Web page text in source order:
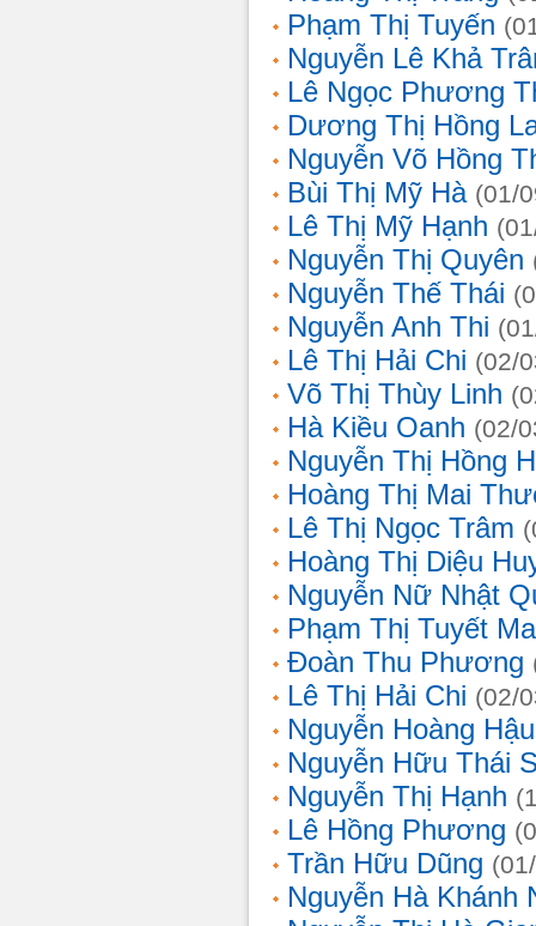
Phạm Thị Tuyến
Nguyễn Lê Khả
Lê Ngọc Phương
Dương Thị Hồng
Nguyễn Võ Hồng
Bùi Thị Mỹ Hà (01/
Lê Thị Mỹ Hạnh
Nguyễn Thị Quyên
Nguyễn Thế Thái
Nguyễn Anh Thi
Lê Thị Hải Chi (02/
Võ Thị Thùy Linh
Hà Kiều Oanh (02/
Nguyễn Thị Hồng
Hoàng Thị Mai
Lê Thị Ngọc Trâm
Hoàng Thị Diệu
Nguyễn Nữ Nhật
Phạm Thị Tuyết
Đoàn Thu Phương
Lê Thị Hải Chi (02/
Nguyễn Hoàng Hậu
Nguyễn Hữu Thái
Nguyễn Thị Hạnh
Lê Hồng Phương
Trần Hữu Dũng
Nguyễn Hà Khánh